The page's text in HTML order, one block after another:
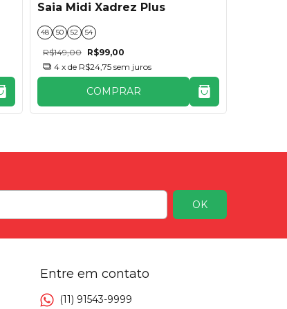
Saia Midi Xadrez Plus
48 50 52 54
R$149,00 R$99,00
4 x de R$24,75 sem juros
COMPRAR
Entre em contato
(11) 91543-9999